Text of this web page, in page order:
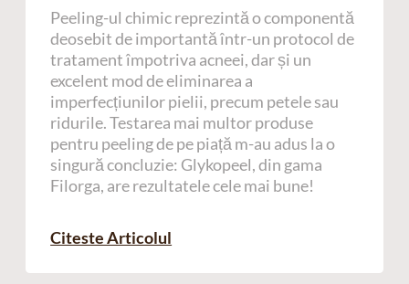
Peeling-ul chimic reprezintă o componentă
deosebit de importantă într-un protocol de
tratament împotriva acneei, dar și un
excelent mod de eliminarea a
imperfecțiunilor pielii, precum petele sau
ridurile. Testarea mai multor produse
pentru peeling de pe piață m-au adus la o
singură concluzie: Glykopeel, din gama
Filorga, are rezultatele cele mai bune!
Citeste Articolul